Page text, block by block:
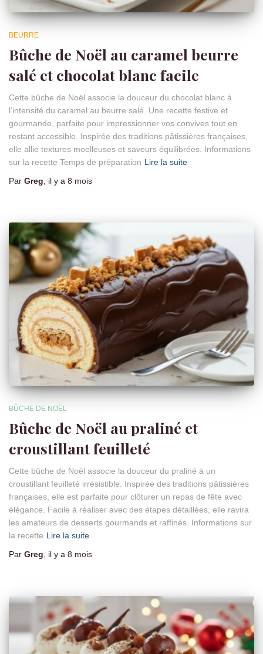
BEURRE
Bûche de Noël au caramel beurre
salé et chocolat blanc facile
Cette bûche de Noël associe la douceur du chocolat blanc à
l’intensité du caramel au beurre salé. Une recette festive et
gourmande, parfaite pour impressionner vos convives tout en
restant accessible. Inspirée des traditions pâtissières françaises,
elle allie textures moelleuses et saveurs équilibrées. Informations
sur la recette Temps de préparation Lire la suite
Par Greg , il y a 8 mois
BÛCHE DE NOËL
Bûche de Noël au praliné et
croustillant feuilleté
Cette bûche de Noël associe la douceur du praliné à un
croustillant feuilleté irrésistible. Inspirée des traditions pâtissières
françaises, elle est parfaite pour clôturer un repas de fête avec
élégance. Facile à réaliser avec des étapes détaillées, elle ravira
les amateurs de desserts gourmands et raffinés. Informations sur
la recette Lire la suite
Par Greg , il y a 8 mois